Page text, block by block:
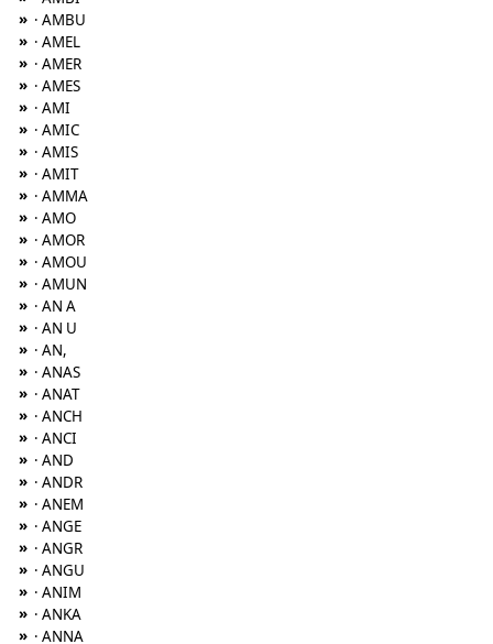
» · AMBU
» · AMEL
» · AMER
» · AMES
» · AMI
» · AMIC
» · AMIS
» · AMIT
» · AMMA
» · AMO
» · AMOR
» · AMOU
» · AMUN
» · AN A
» · AN U
» · AN,
» · ANAS
» · ANAT
» · ANCH
» · ANCI
» · AND
» · ANDR
» · ANEM
» · ANGE
» · ANGR
» · ANGU
» · ANIM
» · ANKA
» · ANNA